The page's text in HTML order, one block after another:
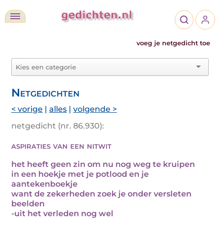
voeg je netgedicht toe
Netgedichten
< vorige | alles | volgende >
netgedicht (nr. 86.930):
aspiraties van een nitwit
het heeft geen zin om nu nog weg te kruipen
in een hoekje met je potlood en je
aantekenboekje
want de zekerheden zoek je onder versleten
beelden
-uit het verleden nog wel